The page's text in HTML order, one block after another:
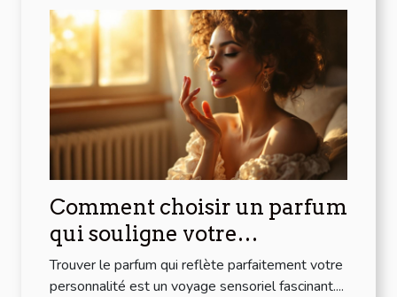
Comment choisir un parfum
qui souligne votre
personnalité?
Trouver le parfum qui reflète parfaitement votre
personnalité est un voyage sensoriel fascinant....